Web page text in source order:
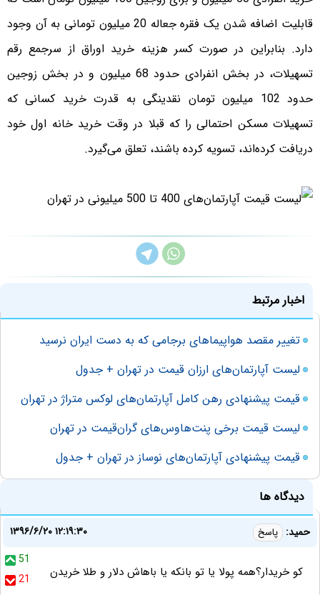
قابلیت اضافه شدن یک فقره جعاله 20 میلیون تومانی به آن وجود
دارد. بنابراین در صورت کسر هزینه خرید اوراق از سرجمع رقم
تسهیلات، در بخش انفرادی حدود 68 میلیون و در بخش زوجین
حدود 102 میلیون تومان نقدینگی به قدرت خرید کسانی که
تسهیلات مسکن احتمالی را که قبلا در وقت خرید خانه اول خود
دریافت کرده‌اند، تسویه کرده باشند، تعلق می‌گیرد.
اخبار مرتبط
تغییر مقصد هواپیماهای برجامی که به دست ایران نرسید
لیست آپارتمان‌های ارزان قیمت در تهران + جدول
قیمت پیشنهادی رهن کامل آپارتمان‌های لوکس متراژ در تهران
لیست قیمت برخی پنت‌هاوس‌های گران‌قیمت در تهران
قیمت پیشنهادی آپارتمان‌های نوساز در تهران + جدول
دیدگاه ها
حمید: پاسخ
۱۳۹۶/۶/۲۰ ۱۲:۱۹:۳۰
51
21
کو خریدار؟همه پولا یا تو بانکه یا باهاش دلار و طلا خریدن